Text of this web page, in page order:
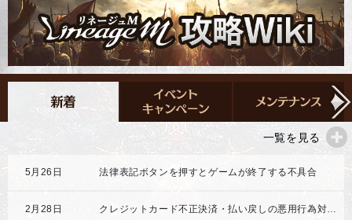
一覧を見る
5月26日 法律表記ボタンを押すとゲームが終了する不具合
2月28日